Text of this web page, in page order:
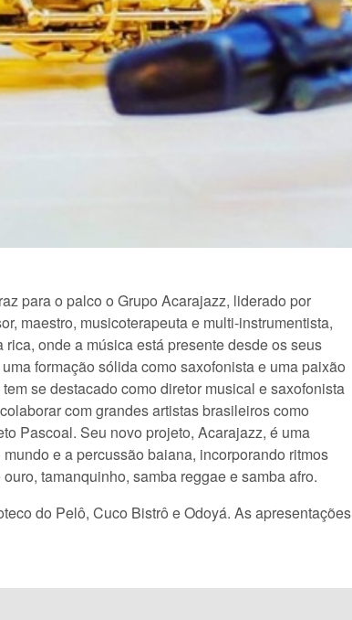
para o palco o Grupo Acarajazz, liderado por
maestro, musicoterapeuta e multi-instrumentista,
onde a música está presente desde os seus
formação sólida como saxofonista e uma paixão
se destacado como diretor musical e saxofonista
com grandes artistas brasileiros como
Pascoal. Seu novo projeto, Acarajazz, é uma
e a percussão baiana, incorporando ritmos
tamanquinho, samba reggae e samba afro.
do Pelô, Cuco Bistrô e Odoyá. As apresentações